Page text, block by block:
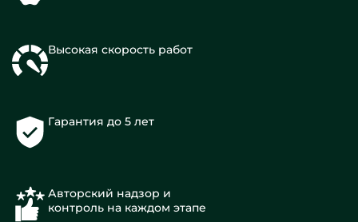
Высокая скорость работ
Гарантия до 5 лет
Авторский надзор и
контроль на каждом этапе